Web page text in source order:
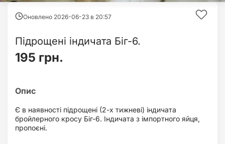
Оновлено 2026-06-23 в 20:57
Підрощені індичата Біг-6.
195 грн.
Є в наявності підрощені (2-х тижневі) індичата
бройлерного кросу Біг-6. Індичата з імпортного яйця,
пропоєні.